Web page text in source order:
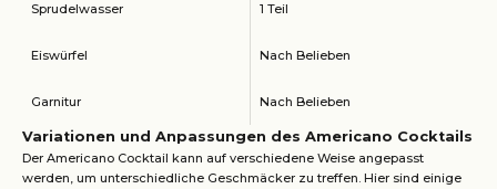
Sprudelwasser 1 Teil
Eiswürfel Nach Belieben
Garnitur Nach Belieben
Variationen und Anpassungen des Americano Cocktails
Der Americano Cocktail kann auf verschiedene Weise angepasst
werden, um unterschiedliche Geschmäcker zu treffen. Hier sind einige